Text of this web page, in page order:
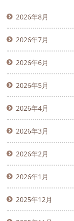
2026年8月
2026年7月
2026年6月
2026年5月
2026年4月
2026年3月
2026年2月
2026年1月
2025年12月